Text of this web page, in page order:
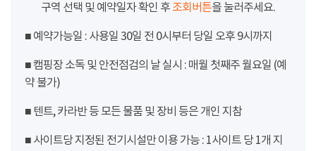
구역 선택 및 예약일자 확인 후 조회버튼을 눌러주세요.
■ 예약가능일 : 사용일 30일 전 0시부터 당일 오후 9시까지
■ 캠핑장 소독 및 안전점검의 날 실시 : 매월 첫째주 월요일 (예
약 불가)
■ 텐트, 카라반 등 모든 물품 및 장비 등은 개인 지참
■ 사이트당 지정된 전기시설만 이용 가능 : 1사이트 당 1개 지